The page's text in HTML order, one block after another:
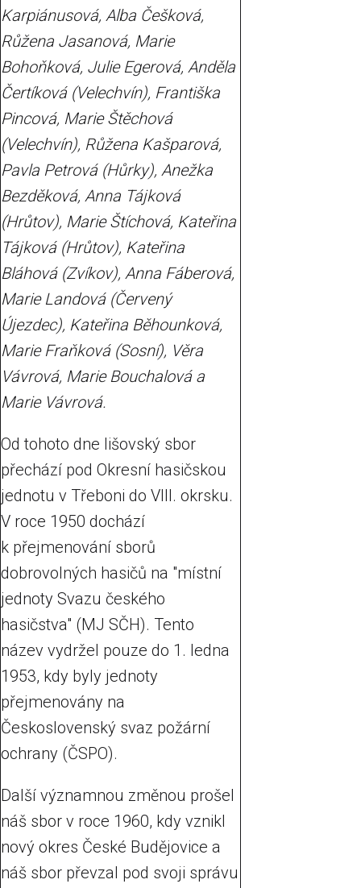
Karpiánusová, Alba Češková,
Růžena Jasanová, Marie
Bohoňková, Julie Egerová, Anděla
Čertíková (Velechvín), Františka
Pincová, Marie Štěchová
(Velechvín), Růžena Kašparová,
Pavla Petrová (Hůrky), Anežka
Bezděková, Anna Tájková
(Hrůtov), Marie Štíchová, Kateřina
Tájková (Hrůtov), Kateřina
Bláhová (Zvíkov), Anna Fáberová,
Marie Landová (Červený
Újezdec), Kateřina Běhounková,
Marie Fraňková (Sosní), Věra
Vávrová, Marie Bouchalová a
Marie Vávrová.
Od tohoto dne lišovský sbor
přechází pod Okresní hasičskou
jednotu v Třeboni do VIII. okrsku.
V roce 1950 dochází
k přejmenování sborů
dobrovolných hasičů na "místní
jednoty Svazu českého
hasičstva" (MJ SČH). Tento
název vydržel pouze do 1. ledna
1953, kdy byly jednoty
přejmenovány na
Československý svaz požární
ochrany (ČSPO).
Další významnou změnou prošel
náš sbor v roce 1960, kdy vznikl
nový okres České Budějovice a
náš sbor převzal pod svoji správu